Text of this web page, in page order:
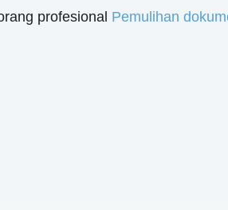
profesional Pemulihan